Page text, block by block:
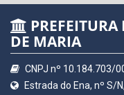
DE MARIA
CNPJ nº 10.184.703/
Estrada do Ena, nº S/